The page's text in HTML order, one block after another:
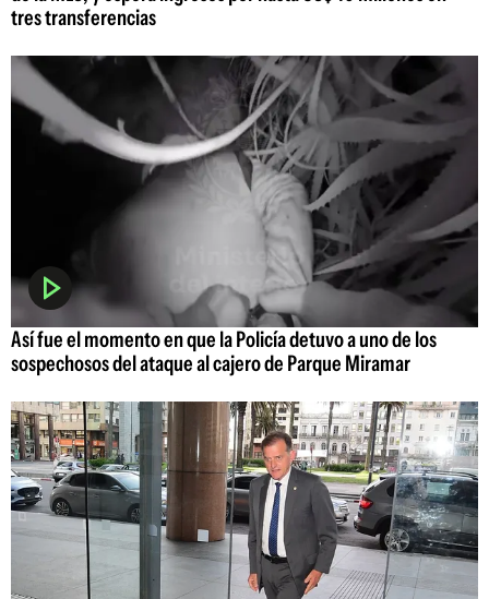
tres transferencias
Así fue el momento en que la Policía detuvo a uno de los
sospechosos del ataque al cajero de Parque Miramar